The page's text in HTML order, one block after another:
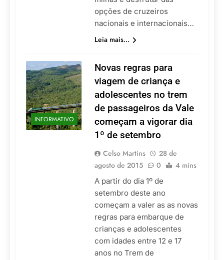
opções de cruzeiros
nacionais e internacionais…
Leia mais...
INFORMATIVO
Novas regras para
viagem de criança e
adolescentes no trem
de passageiros da Vale
começam a vigorar dia
1º de setembro
Celso Martins
28 de
agosto de 2015
0 4 mins
A partir do dia 1º de
setembro deste ano
começam a valer as as novas
regras para embarque de
crianças e adolescentes
com idades entre 12 e 17
anos no Trem de